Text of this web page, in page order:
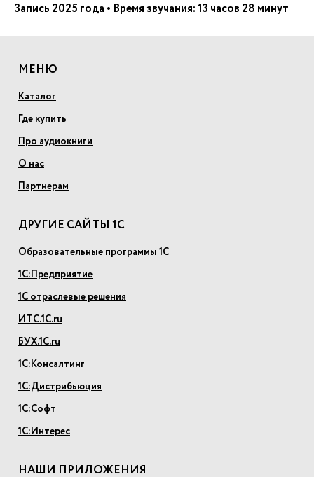
Запись 2025 года • Время звучания: 13 часов 28 минут
МЕНЮ
Каталог
Где купить
Про аудиокниги
О нас
Партнерам
ДРУГИЕ САЙТЫ 1С
Образовательные программы 1С
1С:Предприятие
1С отраслевые решения
ИТС.1С.ru
БУХ.1С.ru
1С:Консалтинг
1С:Дистрибьюция
1С:Софт
1С:Интерес
НАШИ ПРИЛОЖЕНИЯ